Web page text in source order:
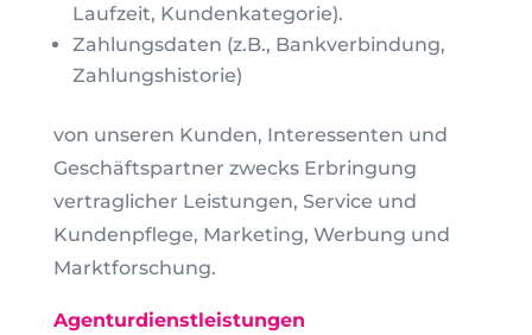
Laufzeit, Kundenkategorie).
Zahlungsdaten (z.B., Bankverbindung,
Zahlungshistorie)
von unseren Kunden, Interessenten und
Geschäftspartner zwecks Erbringung
vertraglicher Leistungen, Service und
Kundenpflege, Marketing, Werbung und
Marktforschung.
Agenturdienstleistungen